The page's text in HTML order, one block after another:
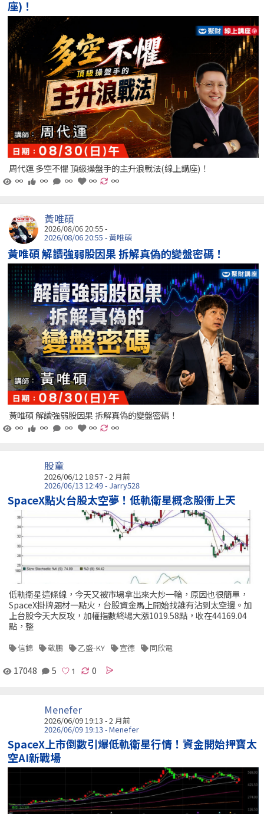
座)！
周代運 多空不懼 頂級操盤手的主升浪戰法(線上講座)！
∞
∞ ∞ ∞ ∞
黃唯碩
2026/08/06 20:55 -
2026/08/06 20:55 - 黃唯碩
黃唯碩 解讀強弱股因果 拆解真偽的變盤密碼！
黃唯碩 解讀強弱股因果 拆解真偽的變盤密碼！
∞
∞ ∞ ∞ ∞
股童
2026/06/12 18:57 - 2 月前
2026/06/13 12:49 - Jarry528
SpaceX點火台股太空夢！低軌衛星概念股衝上天
低軌衛星這條線，今天又被市場拿出來大炒一輪，原因也很簡單，
SpaceX掛牌題材一點火，台股資金馬上開始找誰有沾到太空邊。加
上台股今天大反攻，加權指數終場大漲1019.58點，收在44169.04
點，整
信錦 敬鵬 乙盛-KY 宣德 同欣電
17048 5 0
Menefer
2026/06/09 19:13 - 2 月前
2026/06/09 19:13 - Menefer
SpaceX上市倒數引爆低軌衛星行情！資金開始押寶太
空AI新戰場